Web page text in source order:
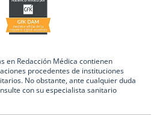
en Redacción Médica contienen
procedentes de instituciones
No obstante, ante cualquier duda
con su especialista sanitario